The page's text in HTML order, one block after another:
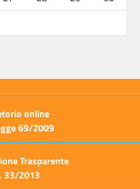
online
69/2009
Trasparente
33/2013